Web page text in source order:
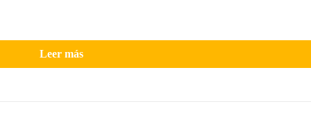
Leer más